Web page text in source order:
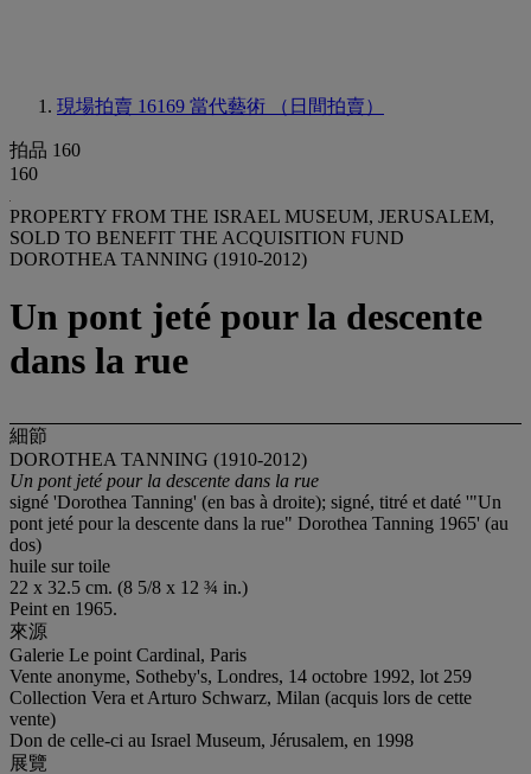
現場拍賣 16169 當代藝術 （日間拍賣）
拍品 160
160
PROPERTY FROM THE ISRAEL MUSEUM, JERUSALEM,
SOLD TO BENEFIT THE ACQUISITION FUND
DOROTHEA TANNING (1910-2012)
Un pont jeté pour la descente
dans la rue
細節
DOROTHEA TANNING (1910-2012)
Un pont jeté pour la descente dans la rue
signé 'Dorothea Tanning' (en bas à droite); signé, titré et daté '"Un
pont jeté pour la descente dans la rue" Dorothea Tanning 1965' (au
dos)
huile sur toile
22 x 32.5 cm. (8 5/8 x 12 ¾ in.)
Peint en 1965.
來源
Galerie Le point Cardinal, Paris
Vente anonyme, Sotheby's, Londres, 14 octobre 1992, lot 259
Collection Vera et Arturo Schwarz, Milan (acquis lors de cette
vente)
Don de celle-ci au Israel Museum, Jérusalem, en 1998
展覽